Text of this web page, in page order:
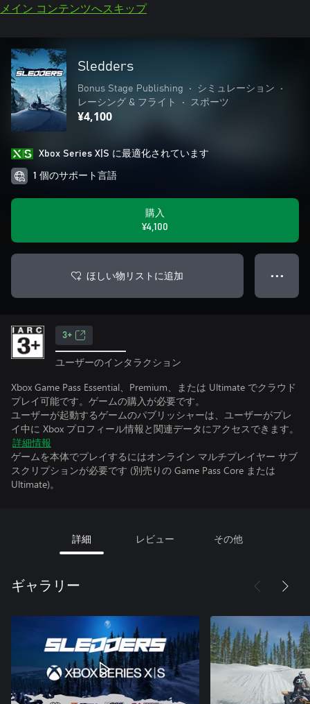
メイン コンテンツへスキップ
Sledders
Bonus Stage Publishing • シミュレーション
•
レーシング & フライト
• スポーツ
¥4,100
Xbox Series X|S に最適化されています
1 個のサポート言語
購入
¥4,100
ほしい物リストに追加 ● ● ●
3+
ユーザーのインタラクション
Xbox Game Pass Essential、Premium、または Ultimate でクラウド
プレイ可能です。ゲームの購入が必要です。
ユーザーが起動するゲームのパブリッシャーは、ユーザーがプレ
イ中に Xbox プロフィール情報と関連データにアクセスできます。
詳細情報
ゲームを本体でプレイするにはオンライン マルチプレイヤー サブ
スクリプションが必要です (別売りの Game Pass Core または
Ultimate)。
詳細 レビュー その他
ギャラリー